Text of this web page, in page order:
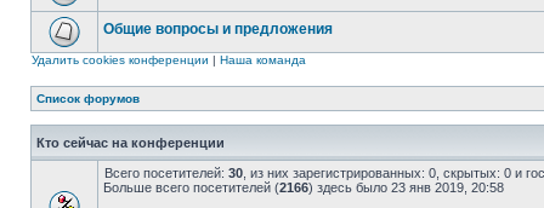
Общие вопросы и предложения
Удалить cookies конференции | Наша команда
Список форумов
Кто сейчас на конференции
Всего посетителей: 30 , из них зарегистрированных: 0, скрытых: 0 и
Больше всего посетителей (2166) здесь было 23 янв 2019, 20:58